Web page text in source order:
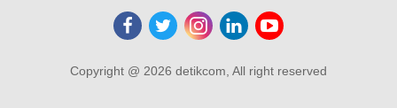
Copyright @ 2026 detikcom, All right reserved